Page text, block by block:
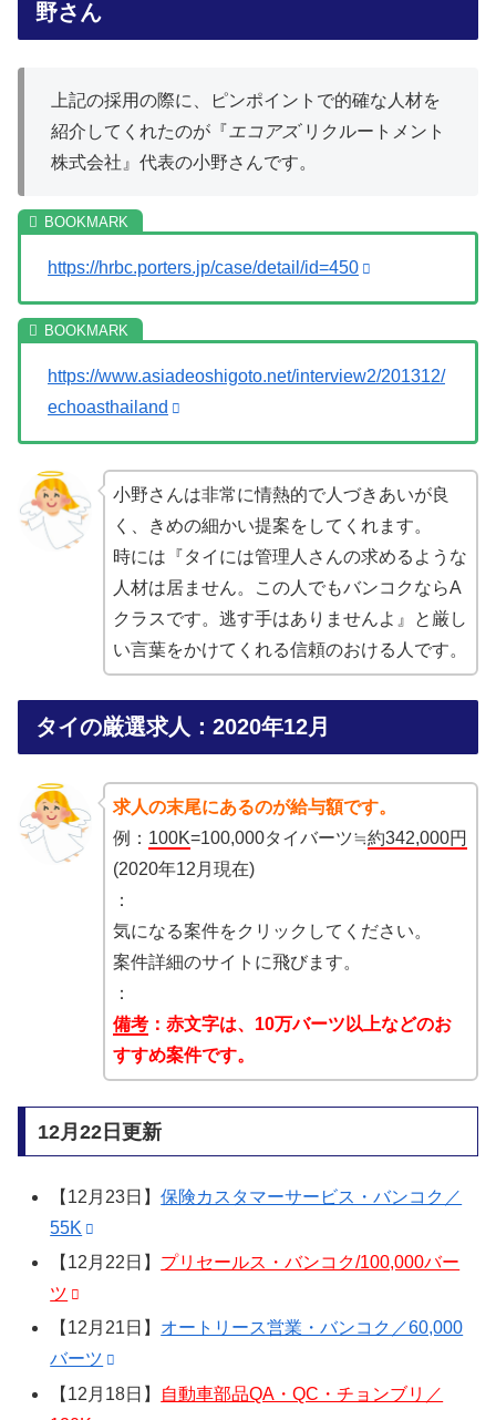
野さん
上記の採用の際に、ピンポイントで的確な人材を
紹介してくれたのが『 エコアズリクルートメント
株式会社』代表の小野さんです。
https://hrbc.porters.jp/case/detail/id=450
https://www.asiadeoshigoto.net/interview2/201312/
echoasthailand
小野さんは非常に情熱的で人づきあいが良
く、きめの細かい提案をしてくれます。
時には『タイには管理人さんの求めるような
人材は居ません。この人でもバンコクならA
クラスです。逃す手はありませんよ』と厳し
い言葉をかけてくれる信頼のおける人です。
タイの厳選求人：2020年12月
求人の末尾にあるのが給与額です。
例： 100K=100,000タイバーツ≒約342,000円
(2020年12月現在)
：
気になる案件をクリックしてください。
案件詳細のサイトに飛びます。
：
備考：赤文字は、10万バーツ以上などのお
すすめ案件です。
12月22日更新
【12月23日】保険カスタマーサービス・バンコク／
55K
【12月22日】 プリセールス・バンコク/100,000バー
ツ
【12月21日】 オートリース営業・バンコク／60,000
バーツ
【12月18日】
自動車部品QA・QC・チョンブリ／